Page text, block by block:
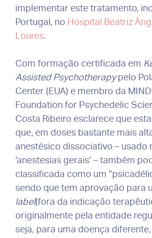
implementar este tratamento,
Portugal, no Hospital Beatriz
Loures.
Com formação certificada em
Assisted Psychotherapypelo
Center (EUA) e membro da
Foundation for Psychedelic
Costa Ribeiro esclarece que
que, em doses bastante mais
anestésico dissociativo – usado
‘anestesias gerais’ – também
classificada como um
sendo que tem aprovação para
label[fora da indicação
originalmente pela entidade
seja, para uma doença